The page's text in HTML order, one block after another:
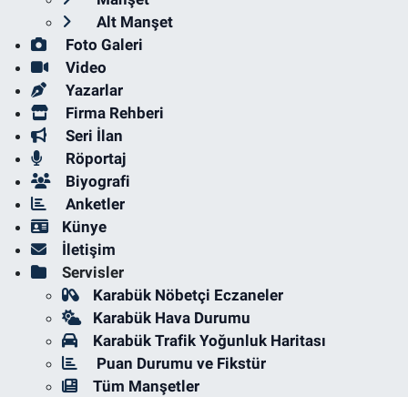
Alt Manşet
Foto Galeri
Video
Yazarlar
Firma Rehberi
Seri İlan
Röportaj
Biyografi
Anketler
Künye
İletişim
Servisler
Karabük Nöbetçi Eczaneler
Karabük Hava Durumu
Karabük Trafik Yoğunluk Haritası
Puan Durumu ve Fikstür
Tüm Manşetler